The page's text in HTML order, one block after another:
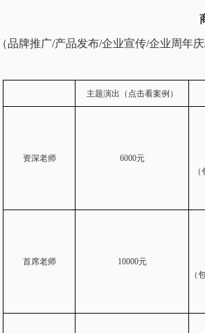
（品牌推广/产品发布/企业宣传/企业周年
主题演出 （点击看案例）
资深老师
6000元
首席老师 10000元
（